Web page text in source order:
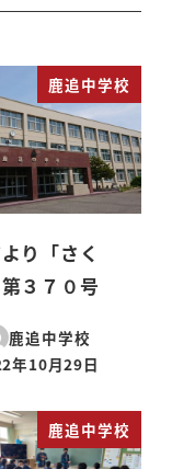
鹿追中学校
り「さく
３７０号
鹿追中学校
日
年10月29日
鹿追中学校